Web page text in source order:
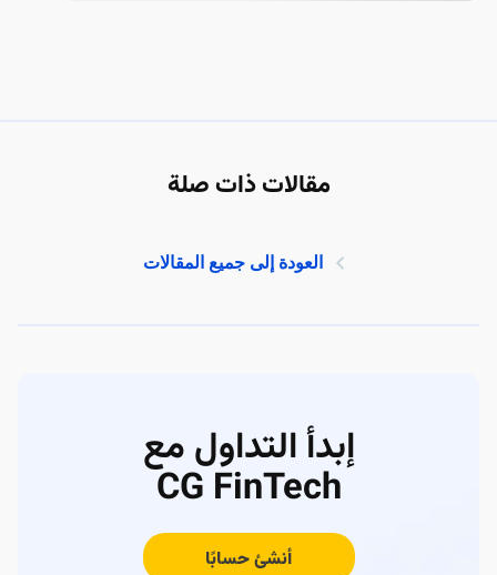
مقالات ذات صلة
العودة إلى جميع المقالات
إبدأ التداول مع
CG FinTech
أنشئ حسابًا